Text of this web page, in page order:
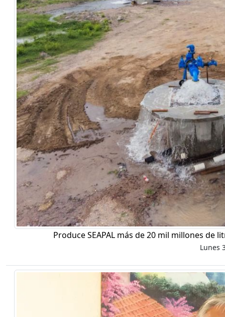
Produce SEAPAL más de 20 mil millones
Lunes